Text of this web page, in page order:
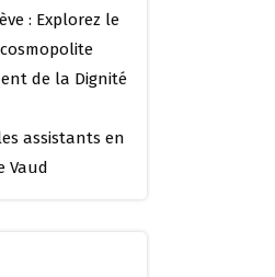
: Explorez le
de la Dignité
assistants en
Vaud